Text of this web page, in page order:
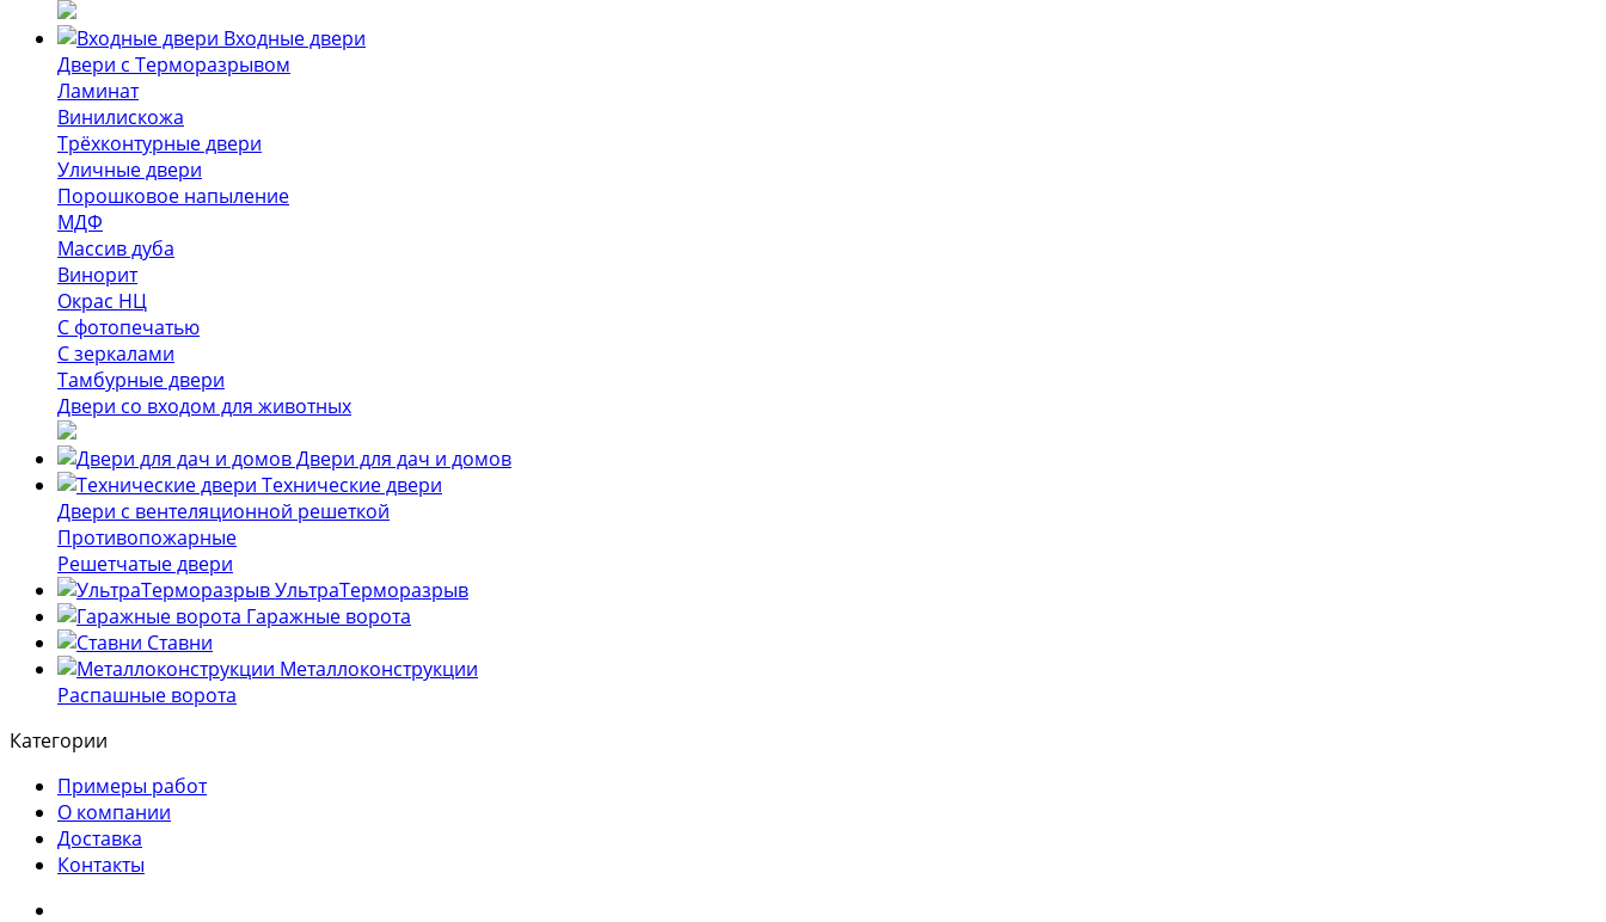
Входные двери
Двери с Терморазрывом
Ламинат
Винилискожа
Трёхконтурные двери
Уличные двери
Порошковое напыление
МДФ
Массив дуба
Винорит
Окрас НЦ
С фотопечатью
С зеркалами
Тамбурные двери
Двери со входом для животных
Двери для дач и домов
Технические двери
Двери с вентеляционной решеткой
Противопожарные
Решетчатые двери
УльтраТерморазрыв
Гаражные ворота
Ставни
Металлоконструкции
Распашные ворота
Категории
Примеры работ
О компании
Доставка
Контакты